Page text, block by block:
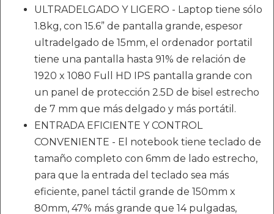
ULTRADELGADO Y LIGERO - Laptop tiene sólo
1.8kg, con 15.6” de pantalla grande, espesor
ultradelgado de 15mm, el ordenador portatil
tiene una pantalla hasta 91% de relación de
1920 x 1080 Full HD IPS pantalla grande con
un panel de protección 2.5D de bisel estrecho
de 7 mm que más delgado y más portátil.
ENTRADA EFICIENTE Y CONTROL
CONVENIENTE - El notebook tiene teclado de
tamaño completo con 6mm de lado estrecho,
para que la entrada del teclado sea más
eficiente, panel táctil grande de 150mm x
80mm, 47% más grande que 14 pulgadas,